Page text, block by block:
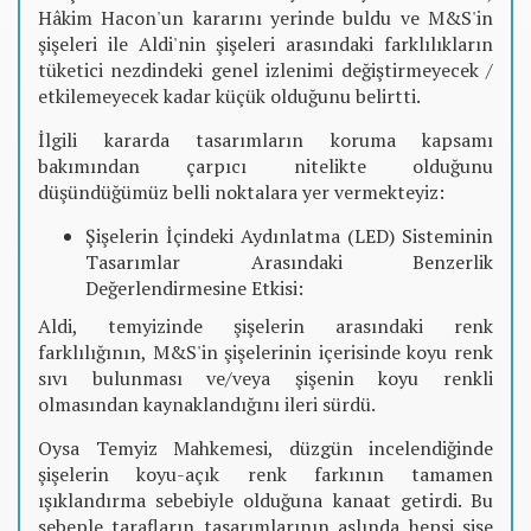
Hâkim Hacon'un kararını yerinde buldu ve M&S'in
şişeleri ile Aldi'nin şişeleri arasındaki farklılıkların
tüketici nezdindeki genel izlenimi değiştirmeyecek /
etkilemeyecek kadar küçük olduğunu belirtti.
İlgili kararda tasarımların koruma kapsamı
bakımından çarpıcı nitelikte olduğunu
düşündüğümüz belli noktalara yer vermekteyiz:
Şişelerin İçindeki Aydınlatma (LED) Sisteminin
Tasarımlar Arasındaki Benzerlik
Değerlendirmesine Etkisi:
Aldi, temyizinde şişelerin arasındaki renk
farklılığının, M&S'in şişelerinin içerisinde koyu renk
sıvı bulunması ve/veya şişenin koyu renkli
olmasından kaynaklandığını ileri sürdü.
Oysa Temyiz Mahkemesi, düzgün incelendiğinde
şişelerin koyu-açık renk farkının tamamen
ışıklandırma sebebiyle olduğuna kanaat getirdi. Bu
sebeple tarafların tasarımlarının aslında hepsi şişe